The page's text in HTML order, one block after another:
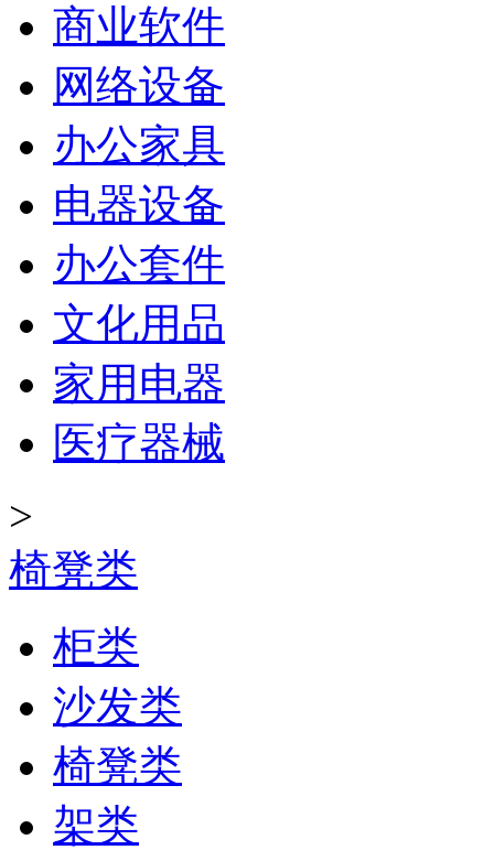
商业软件
网络设备
办公家具
电器设备
办公套件
文化用品
家用电器
医疗器械
>
椅凳类
柜类
沙发类
椅凳类
架类